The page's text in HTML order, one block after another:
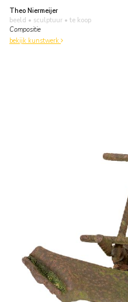
Theo Niermeijer
beeld • sculptuur • te koop
Compositie
bekijk kunstwerk